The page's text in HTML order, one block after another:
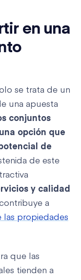
en una
se trata de un
una apuesta
conjuntos
opción que
de
de este
y calidad
a
las propiedades
que las
tienden a